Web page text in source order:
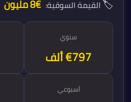
🏷️القيمة السوقية:€8 مليون
سنوي
€830 ألف
أسبوعي